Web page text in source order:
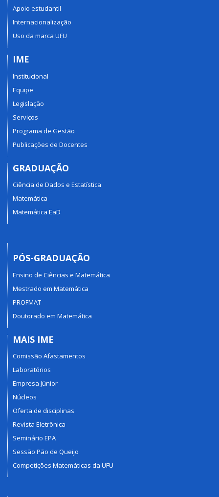
Apoio estudantil
Internacionalização
Uso da marca UFU
IME
Institucional
Equipe
Legislação
Serviços
Programa de Gestão
Publicações de Docentes
GRADUAÇÃO
Ciência de Dados e Estatística
Matemática
Matemática EaD
PÓS-GRADUAÇÃO
Ensino de Ciências e Matemática
Mestrado em Matemática
PROFMAT
Doutorado em Matemática
MAIS IME
Comissão Afastamentos
Laboratórios
Empresa Júnior
Núcleos
Oferta de disciplinas
Revista Eletrônica
Seminário EPA
Sessão Pão de Queijo
Competições Matemáticas da UFU